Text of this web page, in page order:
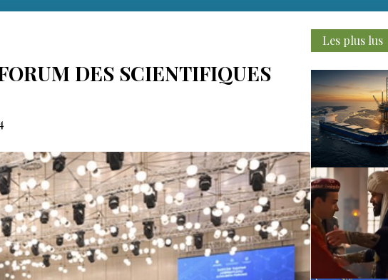
DES SCIENTIFIQUES
Les plus lus